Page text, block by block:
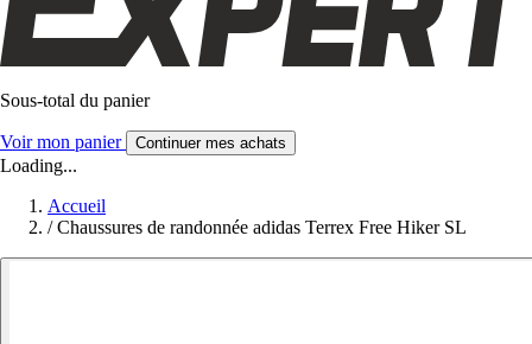
Sous-total du panier
Voir mon panier Continuer mes achats
Loading...
Accueil
/ Chaussures de randonnée adidas Terrex Free Hiker SL